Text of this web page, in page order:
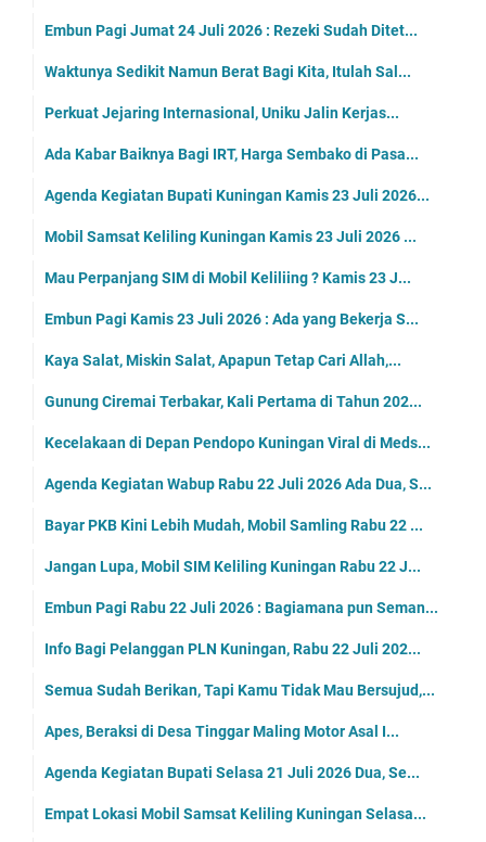
Embun Pagi Jumat 24 Juli 2026 : Rezeki Sudah Ditet...
Waktunya Sedikit Namun Berat Bagi Kita, Itulah Sal...
Perkuat Jejaring Internasional, Uniku Jalin Kerjas...
Ada Kabar Baiknya Bagi IRT, Harga Sembako di Pasa...
Agenda Kegiatan Bupati Kuningan Kamis 23 Juli 2026...
Mobil Samsat Keliling Kuningan Kamis 23 Juli 2026 ...
Mau Perpanjang SIM di Mobil Keliliing ? Kamis 23 J...
Embun Pagi Kamis 23 Juli 2026 : Ada yang Bekerja S...
Kaya Salat, Miskin Salat, Apapun Tetap Cari Allah,...
Gunung Ciremai Terbakar, Kali Pertama di Tahun 202...
Kecelakaan di Depan Pendopo Kuningan Viral di Meds...
Agenda Kegiatan Wabup Rabu 22 Juli 2026 Ada Dua, S...
Bayar PKB Kini Lebih Mudah, Mobil Samling Rabu 22 ...
Jangan Lupa, Mobil SIM Keliling Kuningan Rabu 22 J...
Embun Pagi Rabu 22 Juli 2026 : Bagiamana pun Seman...
Info Bagi Pelanggan PLN Kuningan, Rabu 22 Juli 202...
Semua Sudah Berikan, Tapi Kamu Tidak Mau Bersujud,...
Apes, Beraksi di Desa Tinggar Maling Motor Asal I...
Agenda Kegiatan Bupati Selasa 21 Juli 2026 Dua, Se...
Empat Lokasi Mobil Samsat Keliling Kuningan Selasa...